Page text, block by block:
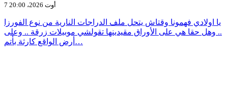
7 أوت 2026، 20:00
يا اولادي فهمونا وقتاش يتحل ملف الدراجات النارية من نوع الفورزا
.. وهل حقا هي على الأوراق مقيدينها تقولشي موبيلات زرقة .. وعلى
أرض الواقع كارثة بأتم…